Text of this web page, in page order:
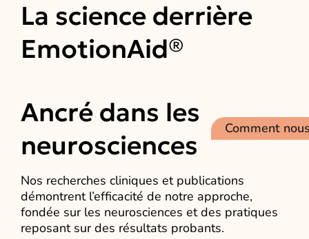
La science derrière
EmotionAid®
Ancré dans les
neurosciences
Nos recherches cliniques et publications
démontrent l’efficacité de notre approche,
fondée sur les neurosciences et des pratiques
reposant sur des résultats probants.
Comment